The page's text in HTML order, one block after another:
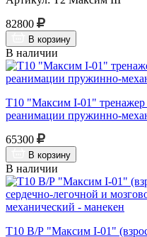
82800
В корзину
В наличии
Т10 "Максим I-01" тренажер
реанимации пружинно-
65300
В корзину
В наличии
Т10 В/Р "Максим I-01"